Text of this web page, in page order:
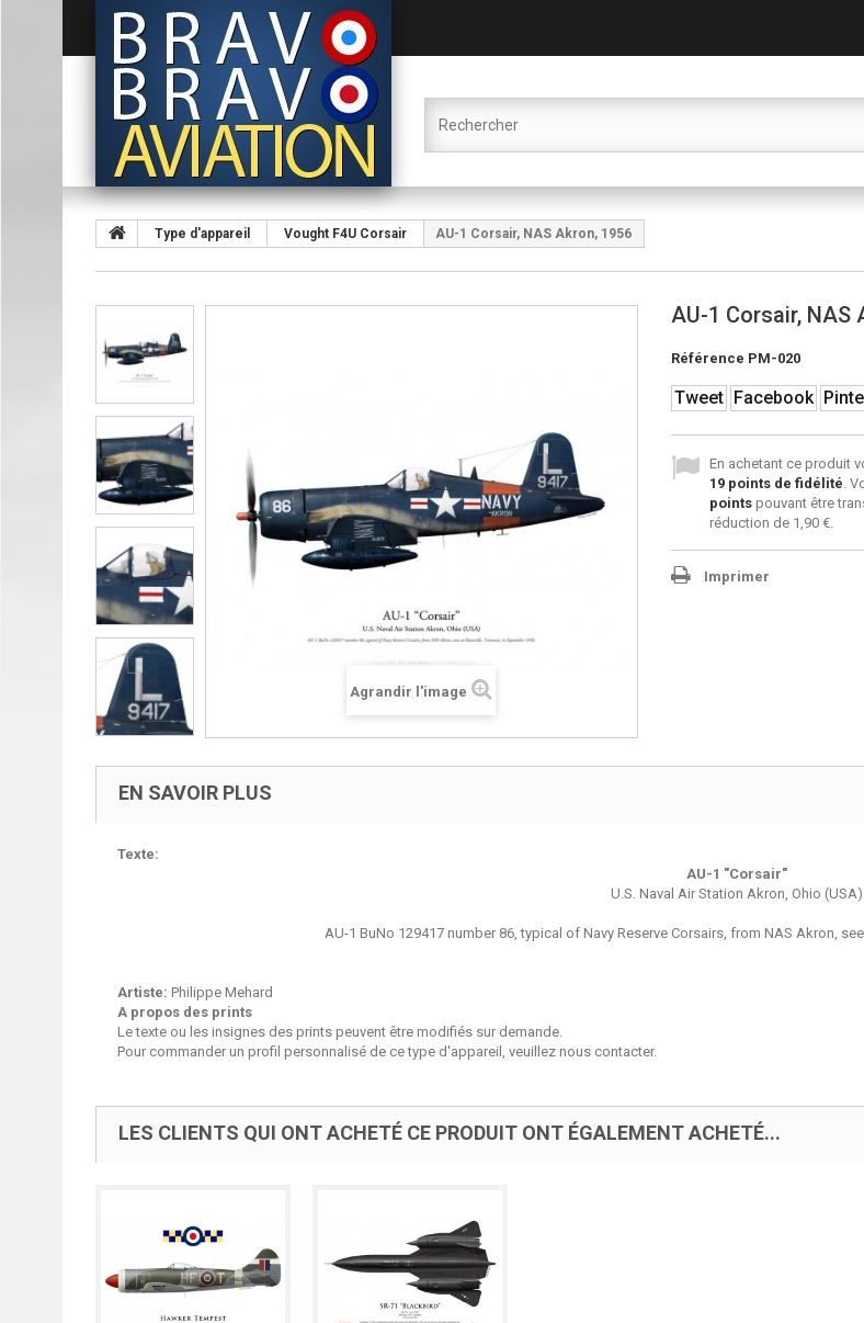
Type d'appareil Vought F4U Corsair AU-1 Corsair, NAS Akron, 1956
Agrandir l'image
AU-1 Corsair, NAS
Référence PM-020
Tweet Facebook
En achetant ce produit
19points de fidélité.
pointspouvant être
réduction de 1,90 €.
Imprimer
EN SAVOIR PLUS
Texte:
AU-1 "Corsair"
U.S. Naval Air Station Akron, Ohio (USA)
AU-1 BuNo 129417 number 86, typical of Navy Reserve Corsairs, from NAS Akron,
Artiste: Philippe Mehard
A propos des prints
Le texte ou les insignes des prints peuvent être modifiés sur demande.
Pour commander un profil personnalisé de ce type d'appareil, veuillez nous contacter.
LES CLIENTS QUI ONT ACHETÉ CE PRODUIT ONT ÉGALEMENT ACHETÉ...